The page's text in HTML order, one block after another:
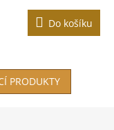
Do košíku
PRODUKTY